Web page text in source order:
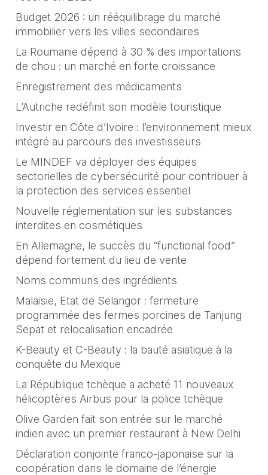
Budget 2026 : un rééquilibrage du marché
immobilier vers les villes secondaires
La Roumanie dépend à 30 % des importations
de chou : un marché en forte croissance
Enregistrement des médicaments
L’Autriche redéfinit son modèle touristique
Investir en Côte d’Ivoire : l’environnement mieux
intégré au parcours des investisseurs
Le MINDEF va déployer des équipes
sectorielles de cybersécurité pour contribuer à
la protection des services essentiel
Nouvelle réglementation sur les substances
interdites en cosmétiques
En Allemagne, le succès du “functional food”
dépend fortement du lieu de vente
Noms communs des ingrédients
Malaisie, Etat de Selangor : fermeture
programmée des fermes porcines de Tanjung
Sepat et relocalisation encadrée
K-Beauty et C-Beauty : la bauté asiatique à la
conquête du Mexique
La République tchèque a acheté 11 nouveaux
hélicoptères Airbus pour la police tchèque
Olive Garden fait son entrée sur le marché
indien avec un premier restaurant à New Delhi
Déclaration conjointe franco-japonaise sur la
coopération dans le domaine de l’énergie